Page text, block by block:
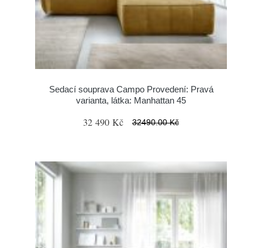
Sedací souprava Campo Provedení: Pravá
varianta, látka: Manhattan 45
32 490 Kč 32490.00 Kč